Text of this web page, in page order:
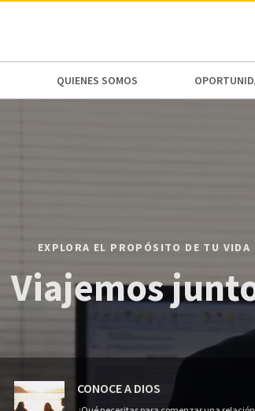
QUIENES SOMOS
EXPLORA EL PROPÓSITO DE TU VIDA
CONOCE A DIOS